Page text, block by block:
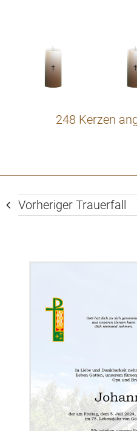
248 Kerzen
Vorheriger Trauerfall